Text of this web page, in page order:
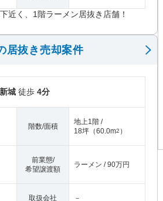
近く、1階ラーメン居抜き店舗！
居抜き売却案件
城 徒歩 4分
階数/面積
地上1階 /
18坪 （60.0m2 ）
前業態/
希望譲渡額
ラーメン / 90万円
取扱会社 －